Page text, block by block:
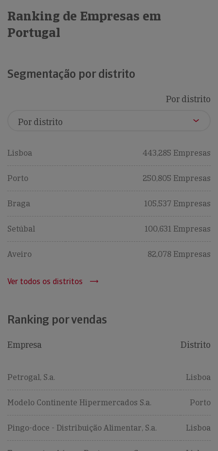
Ranking de Empresas em
Portugal
Segmentação por distrito
Por distrito
Lisboa 443,285 Empresas
Porto 250,805 Empresas
Braga 105,537 Empresas
Setúbal 100,631 Empresas
Aveiro 82,078 Empresas
Ver todos os distritos
Ranking por vendas
Empresa Distrito
Petrogal, S.a. Lisboa
Modelo Continente Hipermercados S.a. Porto
Pingo-doce - Distribuição Alimentar, S.a. Lisboa